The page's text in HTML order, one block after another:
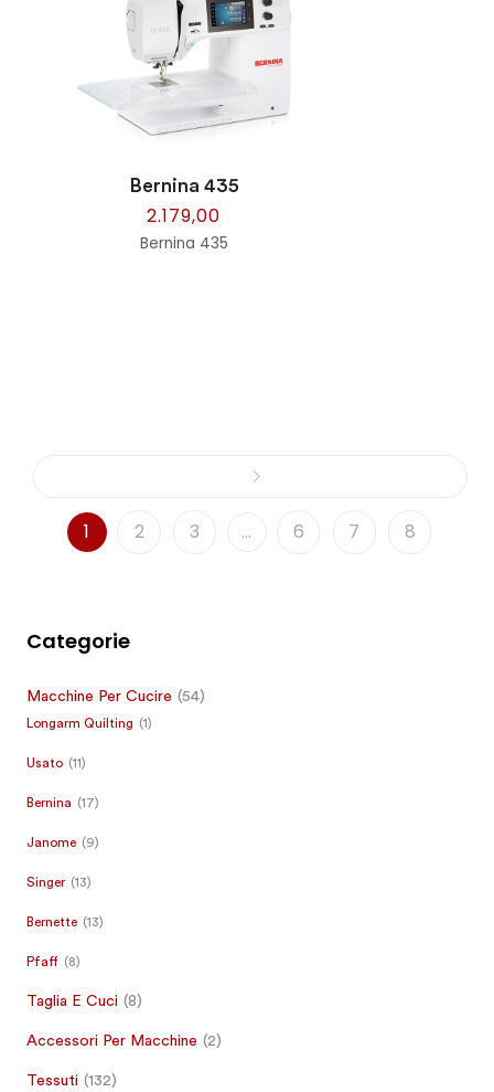
Bernina 435
2.179,00
Bernina 435
1 2 3 … 6 7 8
Categorie
Macchine Per Cucire (54)
Longarm Quilting (1)
Usato (11)
Bernina (17)
Janome (9)
Singer (13)
Bernette (13)
Pfaff (8)
Taglia E Cuci (8)
Accessori Per Macchine (2)
Tessuti (132)